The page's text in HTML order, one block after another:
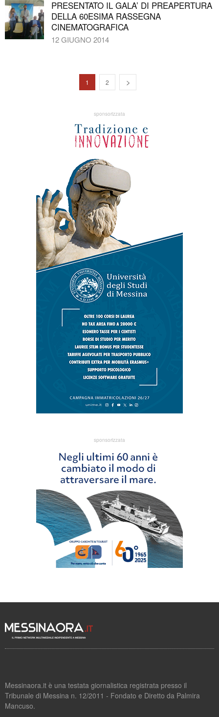
PRESENTATO IL GALA’ DI PREAPERTURA
DELLA 60ESIMA RASSEGNA
CINEMATOGRAFICA
12 GIUGNO 2014
1 2
sponsorizzata
sponsorizzata
Messinaora.it è una testata giornalistica registrata presso il
Tribunale di Messina n. 12/2011 - Fondato e Diretto da Palmira
Mancuso.